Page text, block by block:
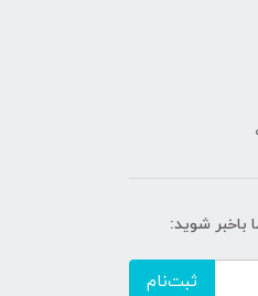
باخبر شوید:
ثبت‌نام